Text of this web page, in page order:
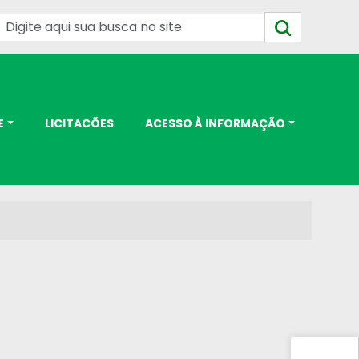
LICITACÕES ACESSO À INFORMAÇÃO